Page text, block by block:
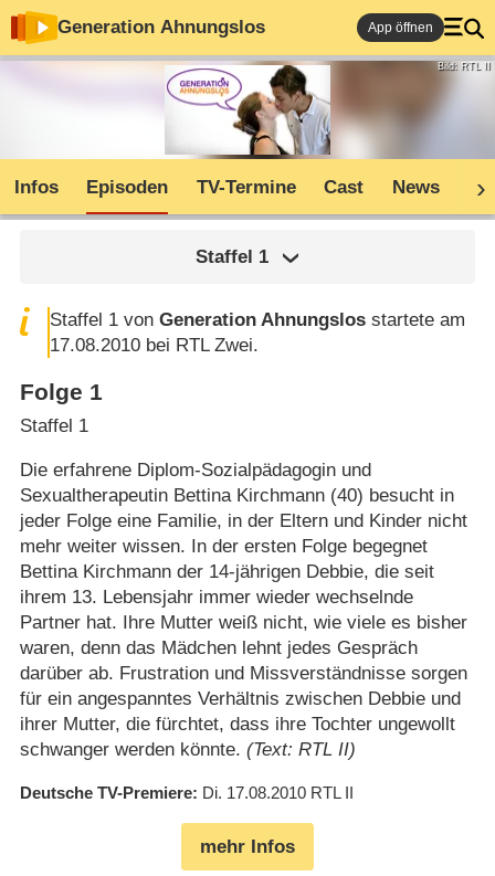
Generation Ahnungslos App öffnen
Bild: RTL II
Infos Episoden TV-Termine Cast News
Staffel 1
Staffel 1 vonGeneration Ahnungslos startete am
17.08.2010 bei RTL Zwei.
Folge 1
Staffel 1
Die erfahrene Diplom-Sozialpädagogin und
Sexualtherapeutin Bettina Kirchmann (40) besucht in
jeder Folge eine Familie, in der Eltern und Kinder nicht
mehr weiter wissen. In der ersten Folge begegnet
Bettina Kirchmann der 14-jährigen Debbie, die seit
ihrem 13. Lebensjahr immer wieder wechselnde
Partner hat. Ihre Mutter weiß nicht, wie viele es bisher
waren, denn das Mädchen lehnt jedes Gespräch
darüber ab. Frustration und Missverständnisse sorgen
für ein angespanntes Verhältnis zwischen Debbie und
ihrer Mutter, die fürchtet, dass ihre Tochter ungewollt
schwanger werden könnte. (Text: RTL II)
Deutsche TV-Premiere Di. 17.08.2010 RTL II
mehr Infos